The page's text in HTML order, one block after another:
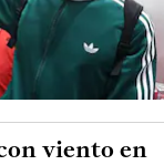
viento en